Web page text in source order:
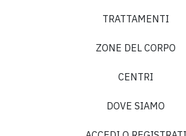
TRATTAMENTI
ZONE DEL CORPO
CENTRI
DOVE SIAMO